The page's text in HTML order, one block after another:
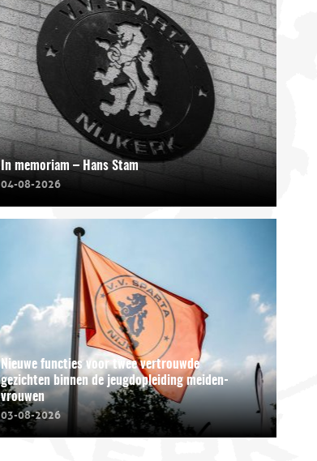
In memoriam – Hans Stam
04-08-2026
Nieuwe functies voor twee vertrouwde
gezichten binnen de jeugdopleiding meiden-
vrouwen
03-08-2026